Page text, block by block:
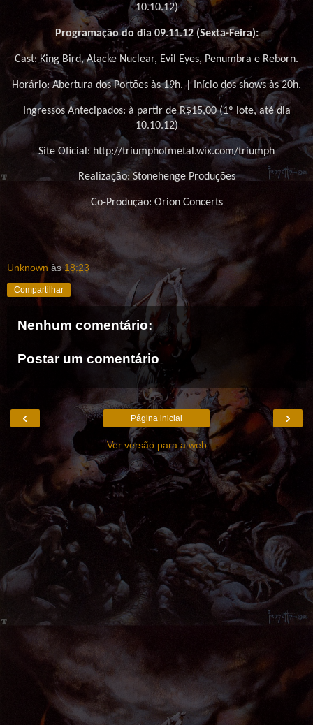
10.10.12)
Programação do dia 09.11.12 (Sexta-Feira):
Cast: King Bird, Atacke Nuclear, Evil Eyes, Penumbra e Reborn.
Horário: Abertura dos Portões às 19h. | Início dos shows às 20h.
Ingressos Antecipados: à partir de R$15,00 (1º lote, até dia
10.10.12)
Site Oficial: http://triumphofmetal.wix.com/triumph
Realização: Stonehenge Produções
Co-Produção: Orion Concerts
Unknown às 18:23
Compartilhar
Nenhum comentário:
Postar um comentário
‹ ›
Página inicial
Ver versão para a web